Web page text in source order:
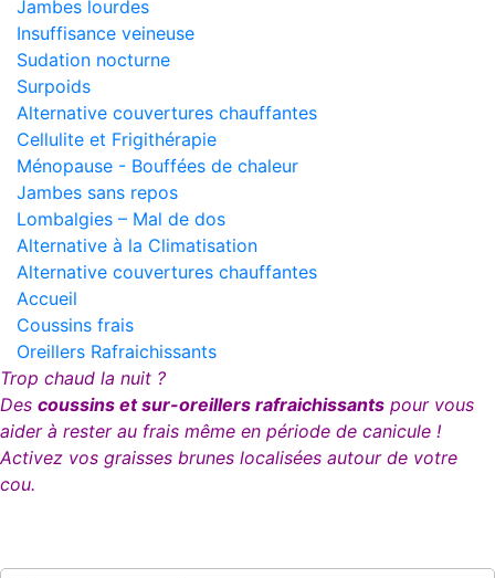
Jambes lourdes
Insuffisance veineuse
Sudation nocturne
Surpoids
Alternative couvertures chauffantes
Cellulite et Frigithérapie
Ménopause - Bouffées de chaleur
Jambes sans repos
Lombalgies – Mal de dos
Alternative à la Climatisation
Alternative couvertures chauffantes
Accueil
Coussins frais
Oreillers Rafraichissants
Trop chaud la nuit ?
Des coussins et sur-oreillers rafraichissants pour vous
aider à rester au frais même en période de canicule !
Activez vos graisses brunes localisées autour de votre
cou.